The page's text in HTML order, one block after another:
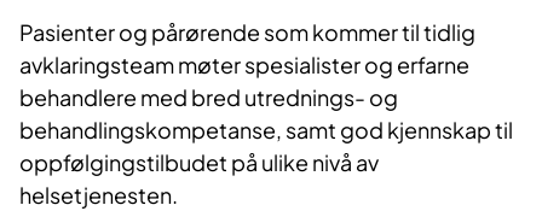
Pasienter og pårørende som kommer til tidlig
avklaringsteam møter spesialister og erfarne
behandlere med bred utrednings- og
behandlingskompetanse, samt god kjennskap til
oppfølgingstilbudet på ulike nivå av
helsetjenesten.